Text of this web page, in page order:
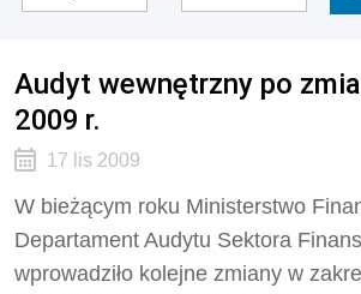
Audyt wewnętrzny po
2009 r.
17 lis 2009
W bieżącym roku Ministerstwo
Departament Audytu Sektora
wprowadziło kolejne zmiany w